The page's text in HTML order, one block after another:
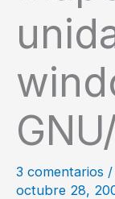
3 comentarios /
octubre 28,